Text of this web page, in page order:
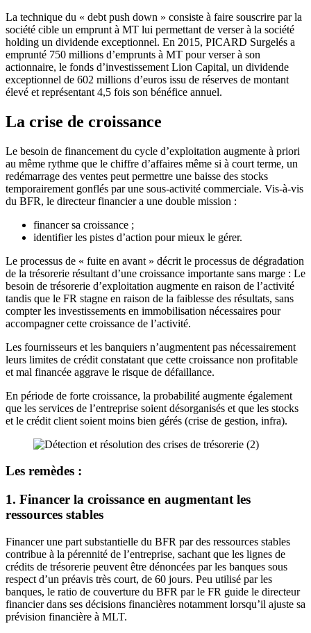
La technique du « debt push down » consiste à faire souscrire par la
société cible un emprunt à MT lui permettant de verser à la société
holding un dividende exceptionnel. En 2015, PICARD Surgelés a
emprunté 750 millions d’emprunts à MT pour verser à son
actionnaire, le fonds d’investissement Lion Capital, un dividende
exceptionnel de 602 millions d’euros issu de réserves de montant
élevé et représentant 4,5 fois son bénéfice annuel.
La crise de croissance
Le besoin de financement du cycle d’exploitation augmente à priori
au même rythme que le chiffre d’affaires même si à court terme, un
redémarrage des ventes peut permettre une baisse des stocks
temporairement gonflés par une sous-activité commerciale. Vis-à-vis
du BFR, le directeur financier a une double mission :
financer sa croissance ;
identifier les pistes d’action pour mieux le gérer.
Le processus de « fuite en avant » décrit le processus de dégradation
de la trésorerie résultant d’une croissance importante sans marge : Le
besoin de trésorerie d’exploitation augmente en raison de l’activité
tandis que le FR stagne en raison de la faiblesse des résultats, sans
compter les investissements en immobilisation nécessaires pour
accompagner cette croissance de l’activité.
Les fournisseurs et les banquiers n’augmentent pas nécessairement
leurs limites de crédit constatant que cette croissance non profitable
et mal financée aggrave le risque de défaillance.
En période de forte croissance, la probabilité augmente également
que les services de l’entreprise soient désorganisés et que les stocks
et le crédit client soient moins bien gérés (crise de gestion, infra).
Les remèdes :
1. Financer la croissance en augmentant les
ressources stables
Financer une part substantielle du BFR par des ressources stables
contribue à la pérennité de l’entreprise, sachant que les lignes de
crédits de trésorerie peuvent être dénoncées par les banques sous
respect d’un préavis très court, de 60 jours. Peu utilisé par les
banques, le ratio de couverture du BFR par le FR guide le directeur
financier dans ses décisions financières notamment lorsqu’il ajuste sa
prévision financière à MLT.